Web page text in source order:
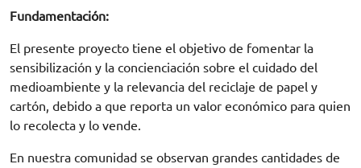
Fundamentación:
El presente proyecto tiene el objetivo de fomentar la
sensibilización y la concienciación sobre el cuidado del
medioambiente y la relevancia del reciclaje de papel y
cartón, debido a que reporta un valor económico para quien
lo recolecta y lo vende.
En nuestra comunidad se observan grandes cantidades de